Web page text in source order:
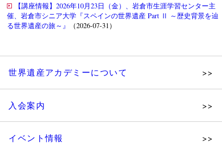
【講座情報】2026年10月23日（金）、岩倉市生涯学習センター主
催、岩倉市シニア大学『スペインの世界遺産 Part Ⅱ ～歴史背景を辿
る世界遺産の旅～』
（2026-07-31）
世界遺産アカデミーについて
入会案内
イベント情報